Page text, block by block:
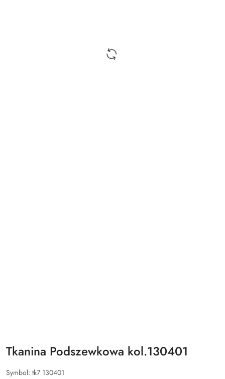
Tkanina Podszewkowa kol.130401
Symbol: tk7 130401